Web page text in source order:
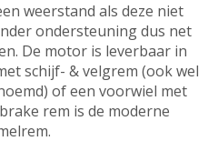
weerstand als deze niet
ondersteuning dus net
De motor is leverbaar in
schijf- & velgrem (ook wel
of een voorwiel met
rem is de moderne